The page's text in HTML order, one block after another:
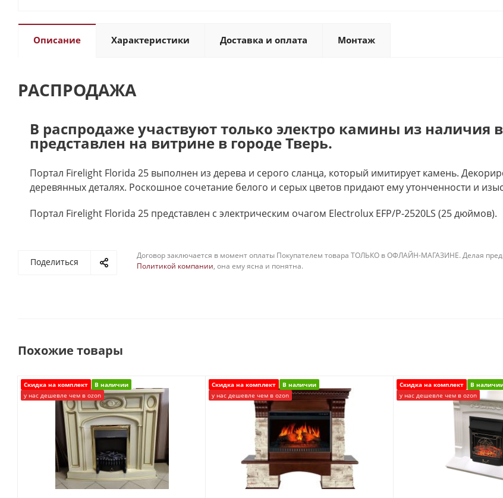
Описание Характеристики Доставка и оплата Монтаж
РАСПРОДАЖА
В распродаже участвуют только электро камины из
представлен на витрине в городе Тверь.
Портал Firelight Florida 25 выполнен из дерева и серого сланца, который имитирует камень.
деревянных деталях. Роскошное сочетание белого и серых цветов придают ему утонченности и
Портал Firelight Florida 25 представлен с электрическим очагом Electrolux EFP/P-2520LS (25 дюймов).
Поделиться
Договор заключается в момент оплаты Покупателем товара ТОЛЬКО в ОФЛАЙН-МАГАЗИНЕ. Делая
Политикой компании, она ему ясна и понятна.
Похожие товары
Скидка на комплект
В наличии
у нас дешевле чем в ozon
Скидка на комплект
В наличии
у нас дешевле чем в ozon
Скидка на комплект
В
у нас дешевле чем в ozon